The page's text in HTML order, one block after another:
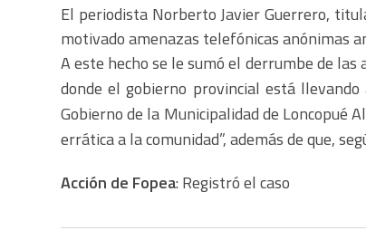
El periodista Norberto Javier Guerrero,
motivado amenazas telefónicas anónimas
A este hecho se le sumó el derrumbe de
donde el gobierno provincial está
Gobierno de la Municipalidad de Loncopué
errática a la comunidad”, además de que,
Acción de Fopea: Registró el caso